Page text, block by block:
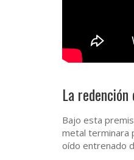
La
Bajo esta
metal terminara
oído entrenado